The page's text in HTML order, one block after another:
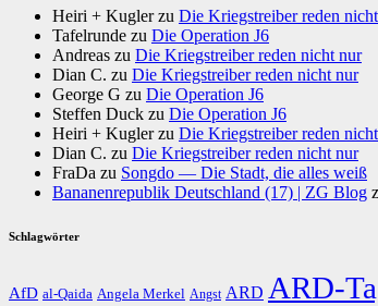
Heiri + Kuglerzu Die Kriegstreiber reden
Tafelrunde zu Die Operation J6
Andreas zu Die Kriegstreiber reden nicht nur
Dian C. zu Die Kriegstreiber reden nicht nur
George G zu Die Operation J6
Steffen Duck zu Die Operation J6
Heiri + Kuglerzu Die Kriegstreiber reden
Dian C. zu Die Kriegstreiber reden nicht nur
FraDa zu Songdo — Die Stadt, die alles weiß
Bananenrepublik Deutschland (17) | ZG Blog
Schlagwörter
AfD al-Qaida Angela Merkel Angst ARD ARD-